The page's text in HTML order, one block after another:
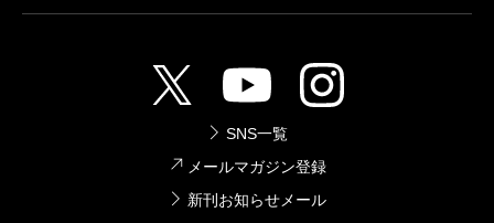
SNS一覧
メールマガジン登録
新刊お知らせメール